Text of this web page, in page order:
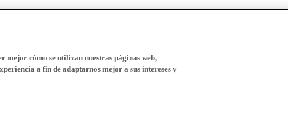
mejor cómo se utilizan nuestras páginas web,
a fin de adaptarnos mejor a sus intereses y